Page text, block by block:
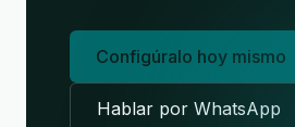
Configúralo hoy mismo
Hablar por WhatsApp